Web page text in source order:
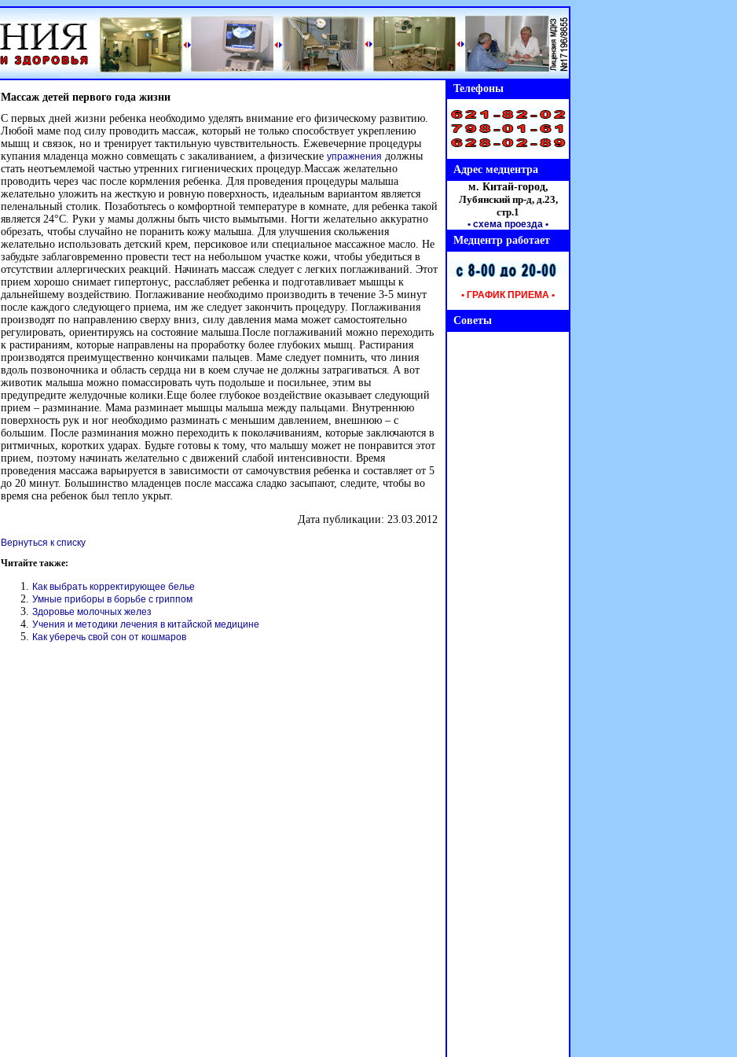
Массаж детей первого года жизни
С первых дней жизни ребенка необходимо уделять внимание его физическому развитию.
Любой маме под силу проводить массаж, который не только способствует укреплению
мышц и связок, но и тренирует тактильную чувствительность. Ежевечерние процедуры
купания младенца можно совмещать с закаливанием, а физические упражнения должны
стать неотъемлемой частью утренних гигиенических процедур.Массаж желательно
проводить через час после кормления ребенка. Для проведения процедуры малыша
желательно уложить на жесткую и ровную поверхность, идеальным вариантом является
пеленальный столик. Позаботьтесь о комфортной температуре в комнате, для ребенка такой
является 24°С. Руки у мамы должны быть чисто вымытыми. Ногти желательно аккуратно
обрезать, чтобы случайно не поранить кожу малыша. Для улучшения скольжения
желательно использовать детский крем, персиковое или специальное массажное масло. Не
забудьте заблаговременно провести тест на небольшом участке кожи, чтобы убедиться в
отсутствии аллергических реакций. Начинать массаж следует с легких поглаживаний. Этот
прием хорошо снимает гипертонус, расслабляет ребенка и подготавливает мышцы к
дальнейшему воздействию. Поглаживание необходимо производить в течение 3-5 минут
после каждого следующего приема, им же следует закончить процедуру. Поглаживания
производят по направлению сверху вниз, силу давления мама может самостоятельно
регулировать, ориентируясь на состояние малыша.После поглаживаний можно переходить
к растираниям, которые направлены на проработку более глубоких мышц. Растирания
производятся преимущественно кончиками пальцев. Маме следует помнить, что линия
вдоль позвоночника и область сердца ни в коем случае не должны затрагиваться. А вот
животик малыша можно помассировать чуть подольше и посильнее, этим вы
предупредите желудочные колики.Еще более глубокое воздействие оказывает следующий
прием – разминание. Мама разминает мышцы малыша между пальцами. Внутреннюю
поверхность рук и ног необходимо разминать с меньшим давлением, внешнюю – с
большим. После разминания можно переходить к поколачиваниям, которые заключаются в
ритмичных, коротких ударах. Будьте готовы к тому, что малышу может не понравится этот
прием, поэтому начинать желательно с движений слабой интенсивности. Время
проведения массажа варьируется в зависимости от самочувствия ребенка и составляет от 5
до 20 минут. Большинство младенцев после массажа сладко засыпают, следите, чтобы во
время сна ребенок был тепло укрыт.
Дата публикации: 23.03.2012
Вернуться к списку
Читайте также:
Как выбрать корректирующее белье
Умные приборы в борьбе с гриппом
Здоровье молочных желез
Учения и методики лечения в китайской медицине
Как уберечь свой сон от кошмаров
Телефоны
Адрес медцентра
м. Китай-город,
Лубянский пр-д, д.23,
стр.1
• схема проезда •
Медцентр работает
• ГРАФИК ПРИЕМА •
Советы